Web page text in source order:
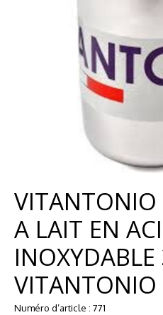
VITANTONIO
A LAIT EN
VITANTONIO
Numéro d’article : 771